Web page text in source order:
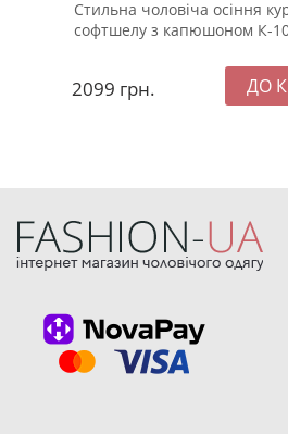
Стильна чоловіча осіння
софтшелу з капюшоном К-
2099 грн.